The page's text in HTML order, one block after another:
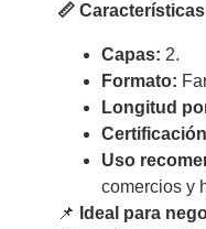
📏
Capas: 2.
Formato:
Longitud
Uso
comercios y
📌 Ideal para